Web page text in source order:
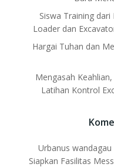
Siswa Training
Loader dan
Hargai Tuhan dan
Mengasah
Latihan Kontrol
Urbanus wandagau
Siapkan Fasilitas